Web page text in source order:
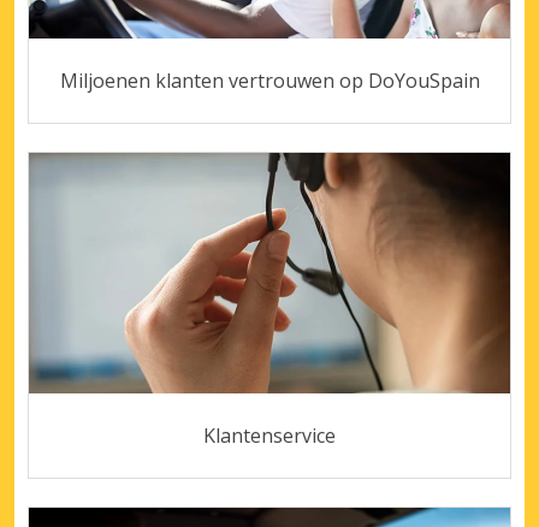
Miljoenen klanten vertrouwen op DoYouSpain
Klantenservice